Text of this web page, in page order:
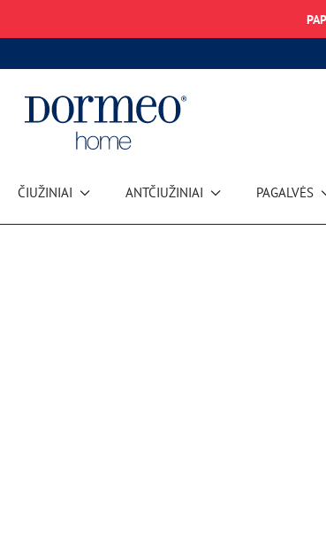
ČIUŽINIAI ANTČIUŽINIAI PAGALVĖS